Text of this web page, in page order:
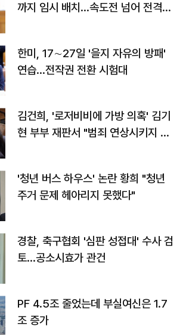
까지 임시 배치…속도전 넘어 전격
한미, 17∼27일 '을지 자유의 방패'
연습…전작권 전환 시험대
김건희, '로저비비에 가방 의혹' 김기
현 부부 재판서 "범죄 연상시키지 말
'청년 버스 하우스' 논란 황희 "청년
주거 문제 헤아리지 못했다"
경찰, 축구협회 '심판 성접대' 수사 검
토…공소시효가 관건
PF 4.5조 줄었는데 부실여신은 1.7
조 증가